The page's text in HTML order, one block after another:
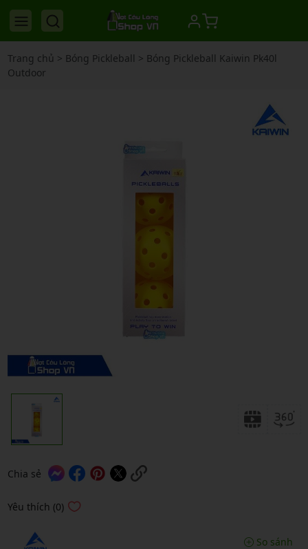
Trang chủ > Bóng Pickleball > Bóng Pickleball Kaiwin Pk40l
Outdoor
Chia sẻ
Yêu thích (0)
So sánh